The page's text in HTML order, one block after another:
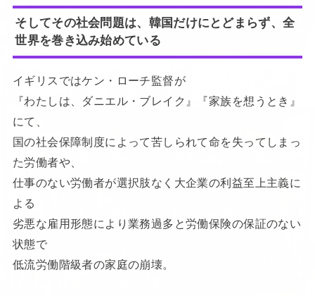
そしてその社会問題は、韓国だけにとどまらず、全
世界を巻き込み始めている
イギリスではケン・ローチ監督が
『わたしは、ダニエル・ブレイク』『家族を想うとき』
にて、
国の社会保障制度によって苦しられて命を失ってしまっ
た労働者や、
仕事のない労働者が選択肢なく大企業の利益至上主義に
よる
劣悪な雇用形態により業務過多と労働保険の保証のない
状態で
低流労働階級者の家庭の崩壊。